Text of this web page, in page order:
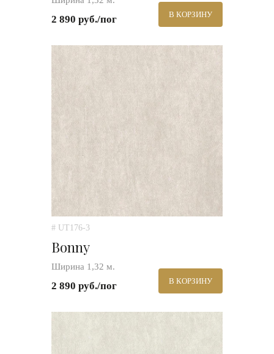
2 890 руб./пог В КОРЗИНУ
# UT176-3
Bonny
Ширина 1,32 м.
2 890 руб./пог В КОРЗИНУ